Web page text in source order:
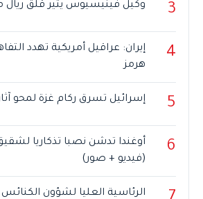
3 وكيل فينيسيوس يثير قلق ريال
4
إيران: عراقيل أمريكية تهدد
هرمز
5 إسرائيل تسرق ركام غزة لمحو آثار
6
أوغندا تدشن نصبا تذكاريا لشقيق
(فيديو + صور)
الرئاسية العليا لشؤون الكنائس